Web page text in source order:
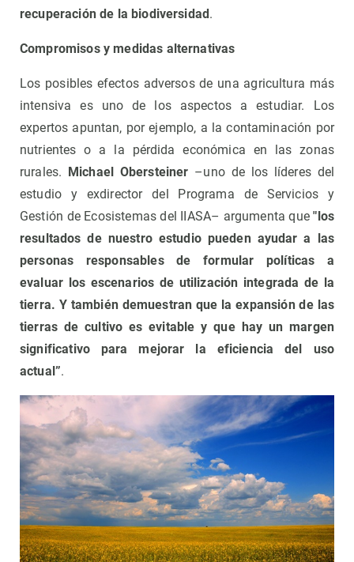
recuperación de la biodiversidad.
Compromisos y medidas alternativas
Los posibles efectos adversos de una agricultura más
intensiva es uno de los aspectos a estudiar. Los
expertos apuntan, por ejemplo, a la contaminación por
nutrientes o a la pérdida económica en las zonas
rurales. Michael Obersteiner –uno de los líderes del
estudio y exdirector del Programa de Servicios y
Gestión de Ecosistemas del IIASA– argumenta que"los
resultados de nuestro estudio pueden ayudar a las
personas responsables de formular políticas a
evaluar los escenarios de utilización integrada de la
tierra. Y también demuestran que la expansión de las
tierras de cultivo es evitable y que hay un margen
significativo para mejorar la eficiencia del uso
actual”.